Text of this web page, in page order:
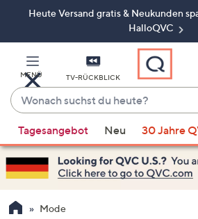
ZumHeute Versand gratis & Neukunden
HalloQVC
MENÜ TV-RÜCKBLICK
Wonach
suchst
du
heute?
Vorschläge
verfügbar
sind,
verwenden
Sie
Tagesangebot Neu 30 Jahre
Mode